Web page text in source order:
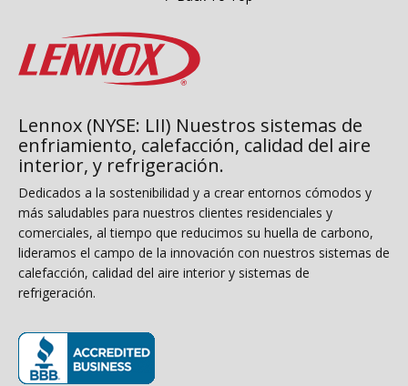
Lennox (NYSE: LII) Nuestros sistemas de
enfriamiento, calefacción, calidad del aire
interior, y refrigeración.
Dedicados a la sostenibilidad y a crear entornos cómodos y
más saludables para nuestros clientes residenciales y
comerciales, al tiempo que reducimos su huella de carbono,
lideramos el campo de la innovación con nuestros sistemas de
calefacción, calidad del aire interior y sistemas de
refrigeración.